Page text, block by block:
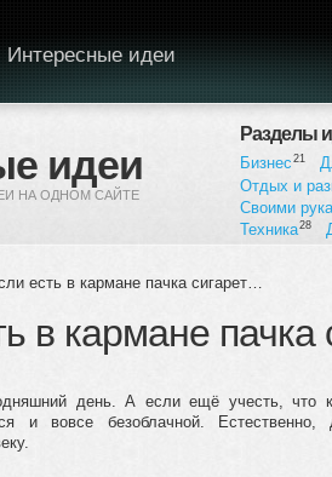
идеи
НА ОДНОМ САЙТЕ
Интересные идеи
Разделы
Бизнес 21
Отдых и
Своими
Техника28
есть в кармане пачка сигарет…
в кармане пачка
день. А если ещё учесть, что
и вовсе безоблачной. Естественно,